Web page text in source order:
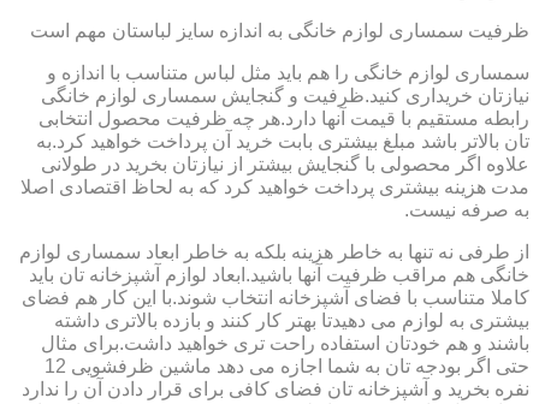
ظرفیت سمساری لوازم خانگی به اندازه سایز لباستان مهم است
سمساری لوازم خانگی را هم باید مثل لباس متناسب با اندازه و
نیازتان خریداری کنید.ظرفیت و گنجایش سمساری لوازم خانگی
رابطه مستقیم با قیمت آنها دارد.هر چه ظرفیت محصول انتخابی
تان بالاتر باشد مبلغ بیشتری بابت خرید آن پرداخت خواهید کرد.به
علاوه اگر محصولی با گنجایش بیشتر از نیازتان بخرید در طولانی
مدت هزینه بیشتری پرداخت خواهید کرد که به لحاظ اقتصادی اصلا
به صرفه نیست.
از طرفی نه تنها به خاطر هزینه بلکه به خاطر ابعاد سمساری لوازم
خانگی هم مراقب ظرفیت آنها باشید.ابعاد لوازم آشپزخانه تان باید
کاملا متناسب با فضای آشپزخانه انتخاب شوند.با این کار هم فضای
بیشتری به لوازم می دهیدتا بهتر کار کنند و بازده بالاتری داشته
باشند و هم خودتان استفاده راحت تری خواهید داشت.برای مثال
حتی اگر بودجه تان به شما اجازه می دهد ماشین ظرفشویی 12
نفره بخرید و آشپزخانه تان فضای کافی برای قرار دادن آن را ندارد